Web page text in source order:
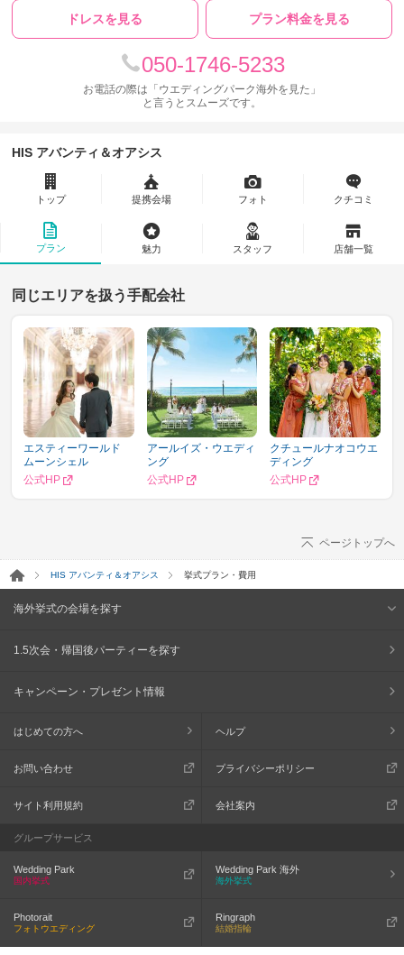
ドレスを見る プラン料金を見る
050-1746-5233
お電話の際は「ウエディングパーク海外を見た」
と言うとスムーズです。
HIS アバンティ＆オアシス
トップ 提携会場 フォト クチコミ
プラン 魅力 スタッフ 店舗一覧
同じエリアを扱う手配会社
エスティーワールド
ムーンシェル
公式HP
アールイズ・ウエディ
ング
公式HP
クチュールナオコウエ
ディング
公式HP
ページトップへ
HIS アバンティ＆オアシス 挙式プラン・費用
海外挙式の会場を探す
1.5次会・帰国後パーティーを探す
キャンペーン・プレゼント情報
はじめての方へ ヘルプ
お問い合わせ プライバシーポリシー
サイト利用規約 会社案内
グループサービス
Wedding Park
国内挙式
Wedding Park 海外
海外挙式
Photorait
フォトウエディング
Ringraph
結婚指輪